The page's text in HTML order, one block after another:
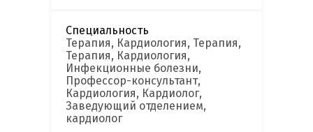
Специальность
Терапия, Кардиология, Терапия,
Терапия, Кардиология,
Инфекционные болезни,
Профессор-консультант,
Кардиология, Кардиолог,
Заведующий отделением,
кардиолог